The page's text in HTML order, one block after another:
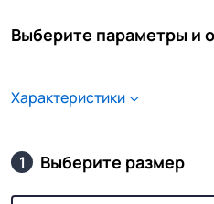
Выберите параметры и
Характеристики
1 Выберите размер